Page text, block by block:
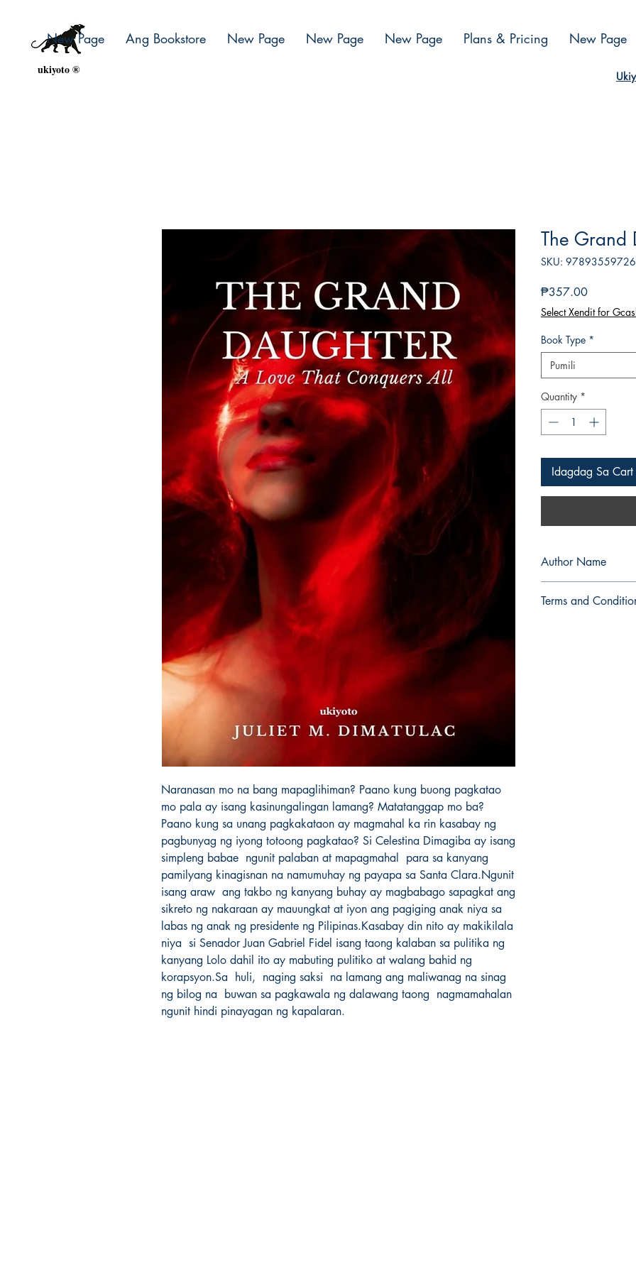
ukiyoto ®
New Page Ang Bookstore New Page New Page New Page Plans & Pricing New Page
Naranasan mo na bang mapaglihiman? Paano kung buong pagkatao
mo pala ay isang kasinungalingan lamang? Matatanggap mo ba?
Paano kung sa unang pagkakataon ay magmahal ka rin kasabay ng
pagbunyag ng iyong totoong pagkatao? Si Celestina Dimagiba ay isang
simpleng babae  ngunit palaban at mapagmahal  para sa kanyang
pamilyang kinagisnan na namumuhay ng payapa sa Santa Clara.Ngunit
isang araw  ang takbo ng kanyang buhay ay magbabago sapagkat ang
sikreto ng nakaraan ay mauungkat at iyon ang pagiging anak niya sa
labas ng anak ng presidente ng Pilipinas.Kasabay din nito ay makikilala
niya  si Senador Juan Gabriel Fidel isang taong kalaban sa pulitika ng
kanyang Lolo dahil ito ay mabuting pulitiko at walang bahid ng
korapsyon.Sa  huli,  naging saksi  na lamang ang maliwanag na sinag
ng bilog na  buwan sa pagkawala ng dalawang taong  nagmamahalan
ngunit hindi pinayagan ng kapalaran.
The Grand
SKU:
₱357.00Presyo
Select Xendit for
Book Type *
Pumili
Quantity *
Idagdag Sa Cart
Author Name
Terms and